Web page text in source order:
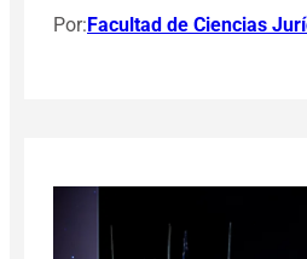
Por:Facultad de Ciencias